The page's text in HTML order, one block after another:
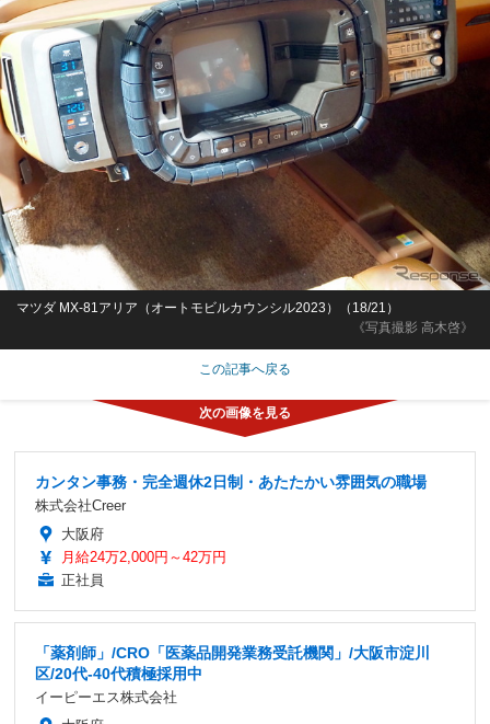
《写真撮影 高木啓》
マツダ MX-81アリア（オートモビルカウンシル2023）（18/21）
この記事へ戻る
カンタン事務・完全週休2日制・あたたかい雰囲気の職場
株式会社Creer
大阪府
月給24万2,000円～42万円
正社員
「薬剤師」/CRO「医薬品開発業務受託機関」/大阪市淀川
区/20代-40代積極採用中
イーピーエス株式会社